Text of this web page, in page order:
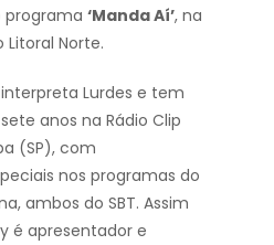
programa ‘Manda Aí’, na
Litoral Norte.
interpreta Lurdes e tem
anos na Rádio Clip
(SP), com
nos programas do
ambos do SBT. Assim
é apresentador e